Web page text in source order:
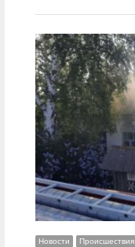
Новости Происшествия